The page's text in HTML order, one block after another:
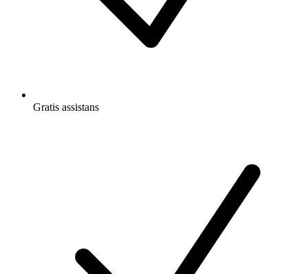
Gratis assistans